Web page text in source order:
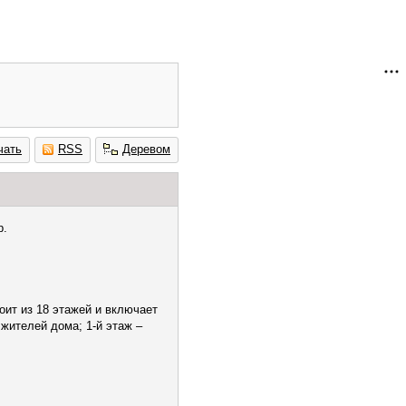
RSS Деревом
из 18 этажей и включает
дома; 1-й этаж –